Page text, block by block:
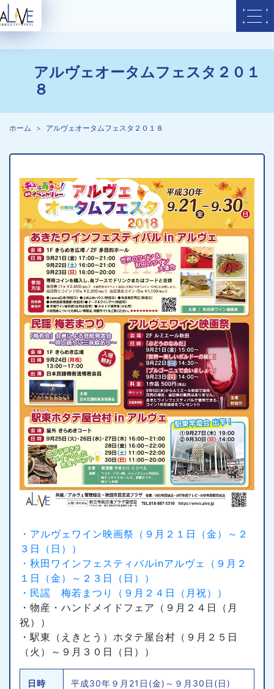
アルヴェオータムフェスタ２０１
８
ホーム アルヴェオータムフェスタ２０１８
・アルヴェワイン映画祭（９月２１日（金）～２
３日（日））
・秋田ワインフェスティバルinアルヴェ（９月２
１日（金）～２３日（日））
・民謡 梅若まつり（９月２４日（月祝））
・物産・ハンドメイドフェア（９月２４日（月
祝））
・駅東（えきとう）ホタテ屋台村（９月２５日
（火）～９月３０日（日））
日時
平成30年９月21日(金)～９月30日(日)